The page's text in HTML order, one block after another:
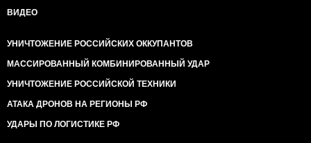
ВИДЕО
УНИЧТОЖЕНИЕ РОССИЙСКИХ ОККУПАНТОВ
МАССИРОВАННЫЙ КОМБИНИРОВАННЫЙ УДАР
УНИЧТОЖЕНИЕ РОССИЙСКОЙ ТЕХНИКИ
АТАКА ДРОНОВ НА РЕГИОНЫ РФ
УДАРЫ ПО ЛОГИСТИКЕ РФ